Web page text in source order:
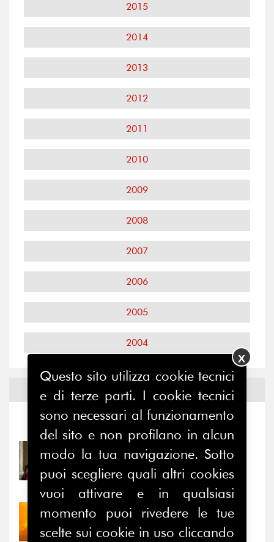
2015
2014
2013
2012
2011
2010
2009
2008
2007
2006
2005
2004
Notizie ed
Notizie- Eventi
31/07/2026
Prima della pausa estiva,
il valore di...
30/07/2026
Nove anni dopo la
Questo sito utilizza cookie tecnici
e di terze parti. I cookie tecnici
sono necessari al funzionamento
del sito e non profilano in alcun
modo la tua navigazione. Sotto
puoi scegliere quali altri cookies
vuoi attivare e in qualsiasi
momento puoi rivedere le tue
scelte sui cookie in uso cliccando
X